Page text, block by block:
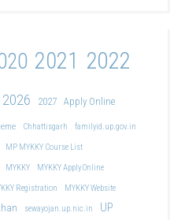
2021 2022
2026 2027 Apply Online
Chhattisgarh familyid.up.gov.in
MP MYKKY Course List
MYKKY
MYKKY Apply Online
Registration
MYKKY Website
sewayojan.up.nic.in UP